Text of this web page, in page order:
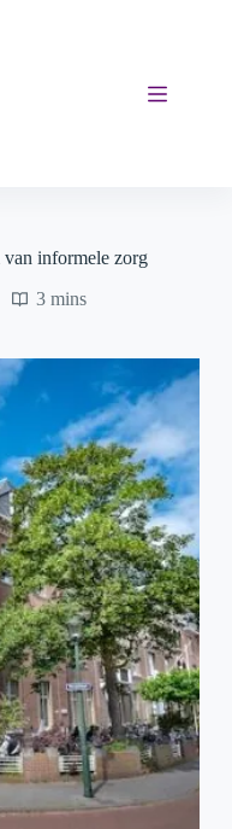
informele zorg
3 mins